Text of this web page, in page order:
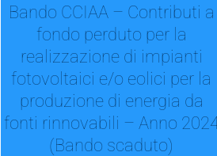
Bando CCIAA – Contributi a
fondo perduto per la
realizzazione di impianti
fotovoltaici e/o eolici per la
produzione di energia da
fonti rinnovabili – Anno
(Bando scaduto)